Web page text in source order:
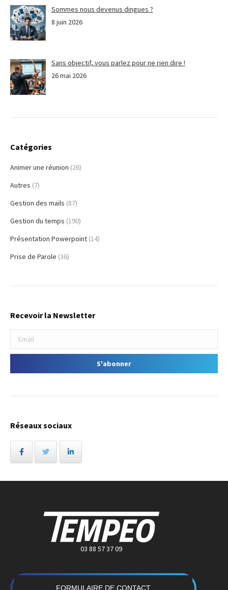
Sommes nous devenus dingues ?
8 juin 2026
Sans objectif, vous parlez pour ne rien dire !
26 mai 2026
Catégories
Animer une réunion (26)
Autres (7)
Gestion des mails (87)
Gestion du temps (190)
Présentation Powerpoint (14)
Prise de Parole (36)
Recevoir la Newsletter
Réseaux sociaux
03 88 57 37 09
FORMULAIRE DE CONTACT